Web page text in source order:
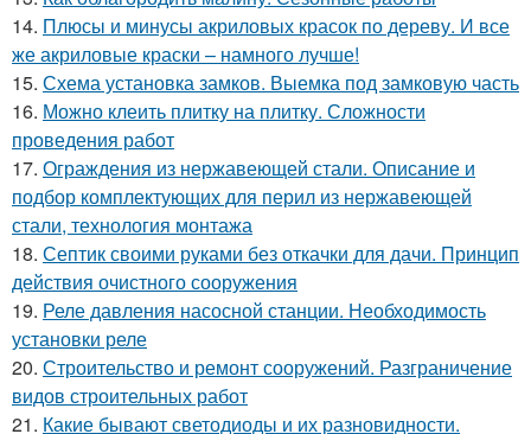
14. Плюсы и минусы акриловых красок по дереву. И все
же акриловые краски – намного лучше!
15. Схема установка замков. Выемка под замковую часть
16. Можно клеить плитку на плитку. Сложности
проведения работ
17. Ограждения из нержавеющей стали. Описание и
подбор комплектующих для перил из нержавеющей
стали, технология монтажа
18. Септик своими руками без откачки для дачи. Принцип
действия очистного сооружения
19. Реле давления насосной станции. Необходимость
установки реле
20. Строительство и ремонт сооружений. Разграничение
видов строительных работ
21. Какие бывают светодиоды и их разновидности.